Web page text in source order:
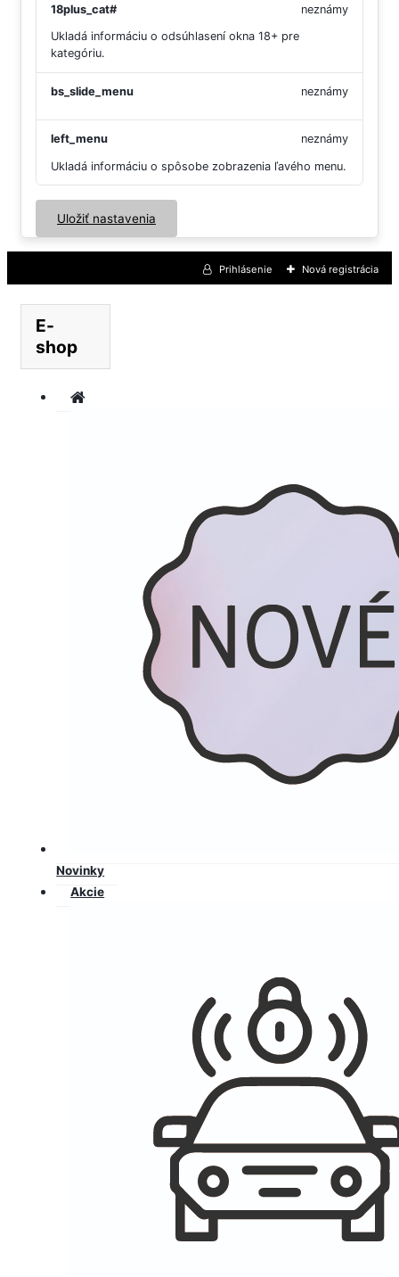
18plus_cat#
Ukladá informáciu o odsúhlasení okna 18+ pre
kategóriu.
neznámy
bs_slide_menu neznámy
left_menu
Ukladá informáciu o spôsobe zobrazenia ľavého menu.
neznámy
Uložiť nastavenia
Prihlásenie Nová registrácia
E-
shop
Novinky
Akcie